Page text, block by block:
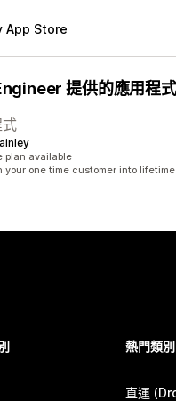
App Store
提供的應用程式
plan available
your one time customer into
熱門類別
直運